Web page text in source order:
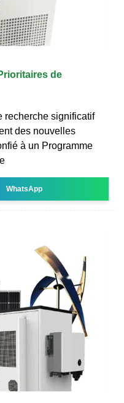
de
recherche significatif
des nouvelles
à un Programme
WhatsApp